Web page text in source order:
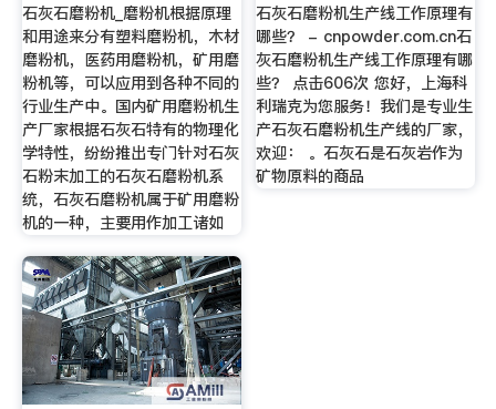
石灰石磨粉机_磨粉机根据原理
和用途来分有塑料磨粉机，木材
磨粉机，医药用磨粉机，矿用磨
粉机等，可以应用到各种不同的
行业生产中。国内矿用磨粉机生
产厂家根据石灰石特有的物理化
学特性，纷纷推出专门针对石灰
石粉末加工的石灰石磨粉机系
统，石灰石磨粉机属于矿用磨粉
机的一种，主要用作加工诸如
石灰石磨粉机生产线工作原理有
哪些？ - cnpowder.com.cn石
灰石磨粉机生产线工作原理有哪
些？ 点击606次 您好，上海科
利瑞克为您服务！我们是专业生
产石灰石磨粉机生产线的厂家，
欢迎： 。石灰石是石灰岩作为
矿物原料的商品